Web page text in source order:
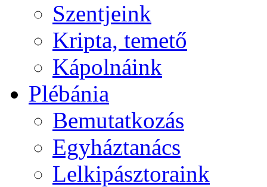
Szentjeink
Kripta, temető
Kápolnáink
Plébánia
Bemutatkozás
Egyháztanács
Lelkipásztoraink